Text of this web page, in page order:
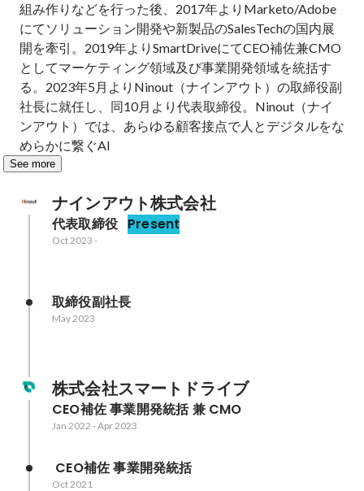
組み作りなどを行った後、2017年よりMarketo/Adobe
にてソリューション開発や新製品のSalesTechの国内展
開を牽引。2019年よりSmartDriveにてCEO補佐兼CMO
としてマーケティング領域及び事業開発領域を統括す
る。2023年5月よりNinout（ナインアウト）の取締役副
社長に就任し、同10月より代表取締役。Ninout（ナイ
ンアウト）では、あらゆる顧客接点で人とデジタルをな
めらかに繋ぐAI
See more
ナインアウト株式会社
代表取締役 Present
Oct 2023 -
取締役副社長
May 2023
株式会社スマートドライブ
CEO補佐 事業開発統括 兼 CMO
Jan 2022 -Apr 2023
CEO補佐 事業開発統括
Oct 2021